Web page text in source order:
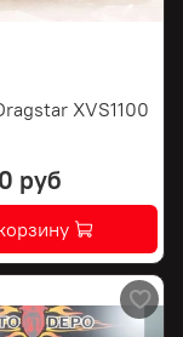
XVS1100
руб